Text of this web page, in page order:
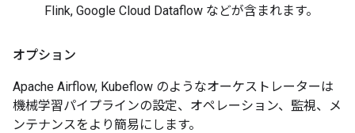
Flink, Google Cloud Dataflow などが含まれます。
オプション
Apache Airflow, Kubeflow のようなオーケストレーターは
機械学習パイプラインの設定、オペレーション、監視、メ
ンテナンスをより簡易にします。